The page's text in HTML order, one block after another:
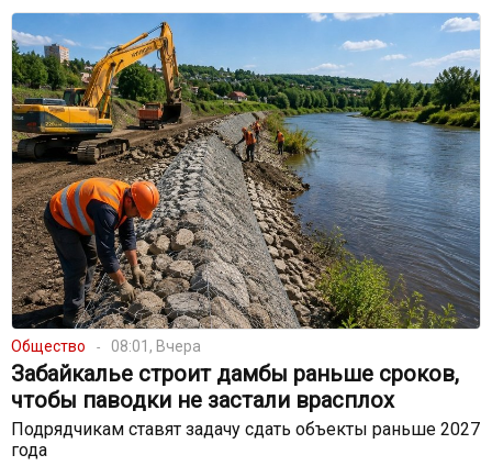
Общество 08:01, Вчера
Забайкалье строит дамбы раньше сроков,
чтобы паводки не застали врасплох
Подрядчикам ставят задачу сдать объекты раньше 2027
года